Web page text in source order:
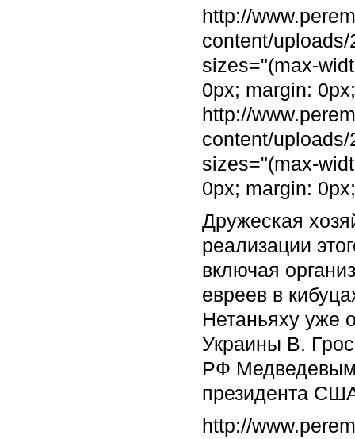
http://
content/
sizes="(max-
0px; margin:
http://
content/
sizes="(max-
0px; margin:
Дружеская
реализации
включая
евреев в
Нетаньяху уже
Украины В.
РФ Медведевым
президента
http://